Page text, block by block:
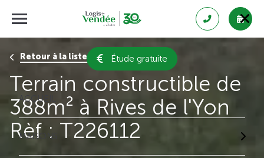
Étude gratuite
ACCUEIL
MAISONS
Retour à la liste des résultats
Terrain constructible de
388m² à Rives de l'Yon
Rèf : T226112